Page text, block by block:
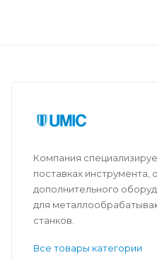
Компания
поставках инструмента,
дополнительного
для
станков.
Все товары категории